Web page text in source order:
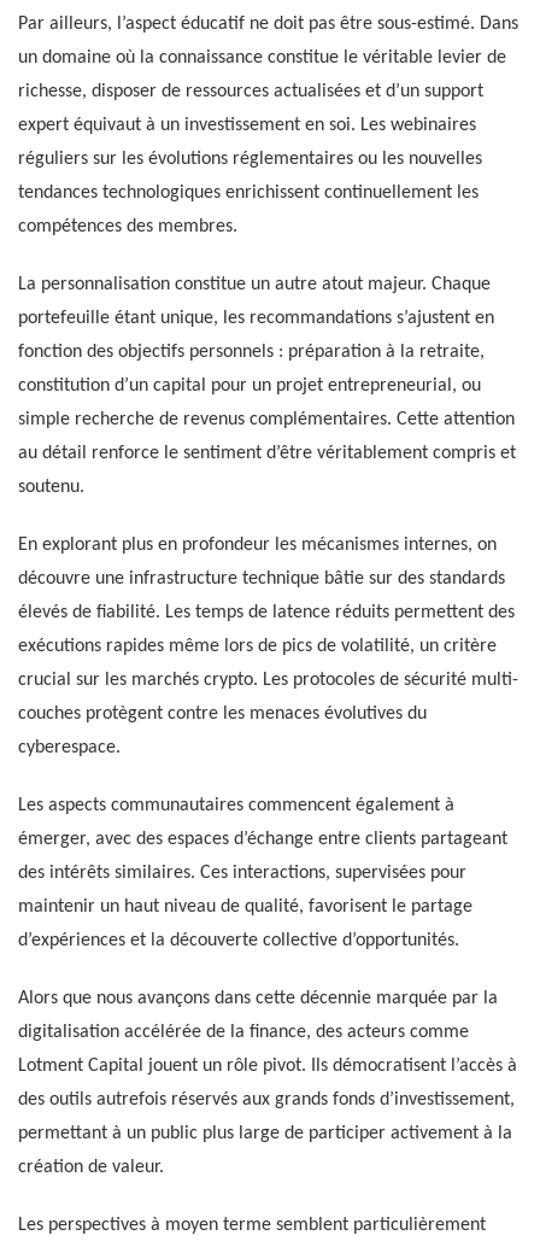
Par ailleurs, l’aspect éducatif ne doit pas être sous-estimé. Dans
un domaine où la connaissance constitue le véritable levier de
richesse, disposer de ressources actualisées et d’un support
expert équivaut à un investissement en soi. Les webinaires
réguliers sur les évolutions réglementaires ou les nouvelles
tendances technologiques enrichissent continuellement les
compétences des membres.
La personnalisation constitue un autre atout majeur. Chaque
portefeuille étant unique, les recommandations s’ajustent en
fonction des objectifs personnels : préparation à la retraite,
constitution d’un capital pour un projet entrepreneurial, ou
simple recherche de revenus complémentaires. Cette attention
au détail renforce le sentiment d’être véritablement compris et
soutenu.
En explorant plus en profondeur les mécanismes internes, on
découvre une infrastructure technique bâtie sur des standards
élevés de fiabilité. Les temps de latence réduits permettent des
exécutions rapides même lors de pics de volatilité, un critère
crucial sur les marchés crypto. Les protocoles de sécurité multi-
couches protègent contre les menaces évolutives du
cyberespace.
Les aspects communautaires commencent également à
émerger, avec des espaces d’échange entre clients partageant
des intérêts similaires. Ces interactions, supervisées pour
maintenir un haut niveau de qualité, favorisent le partage
d’expériences et la découverte collective d’opportunités.
Alors que nous avançons dans cette décennie marquée par la
digitalisation accélérée de la finance, des acteurs comme
Lotment Capital jouent un rôle pivot. Ils démocratisent l’accès à
des outils autrefois réservés aux grands fonds d’investissement,
permettant à un public plus large de participer activement à la
création de valeur.
Les perspectives à moyen terme semblent particulièrement